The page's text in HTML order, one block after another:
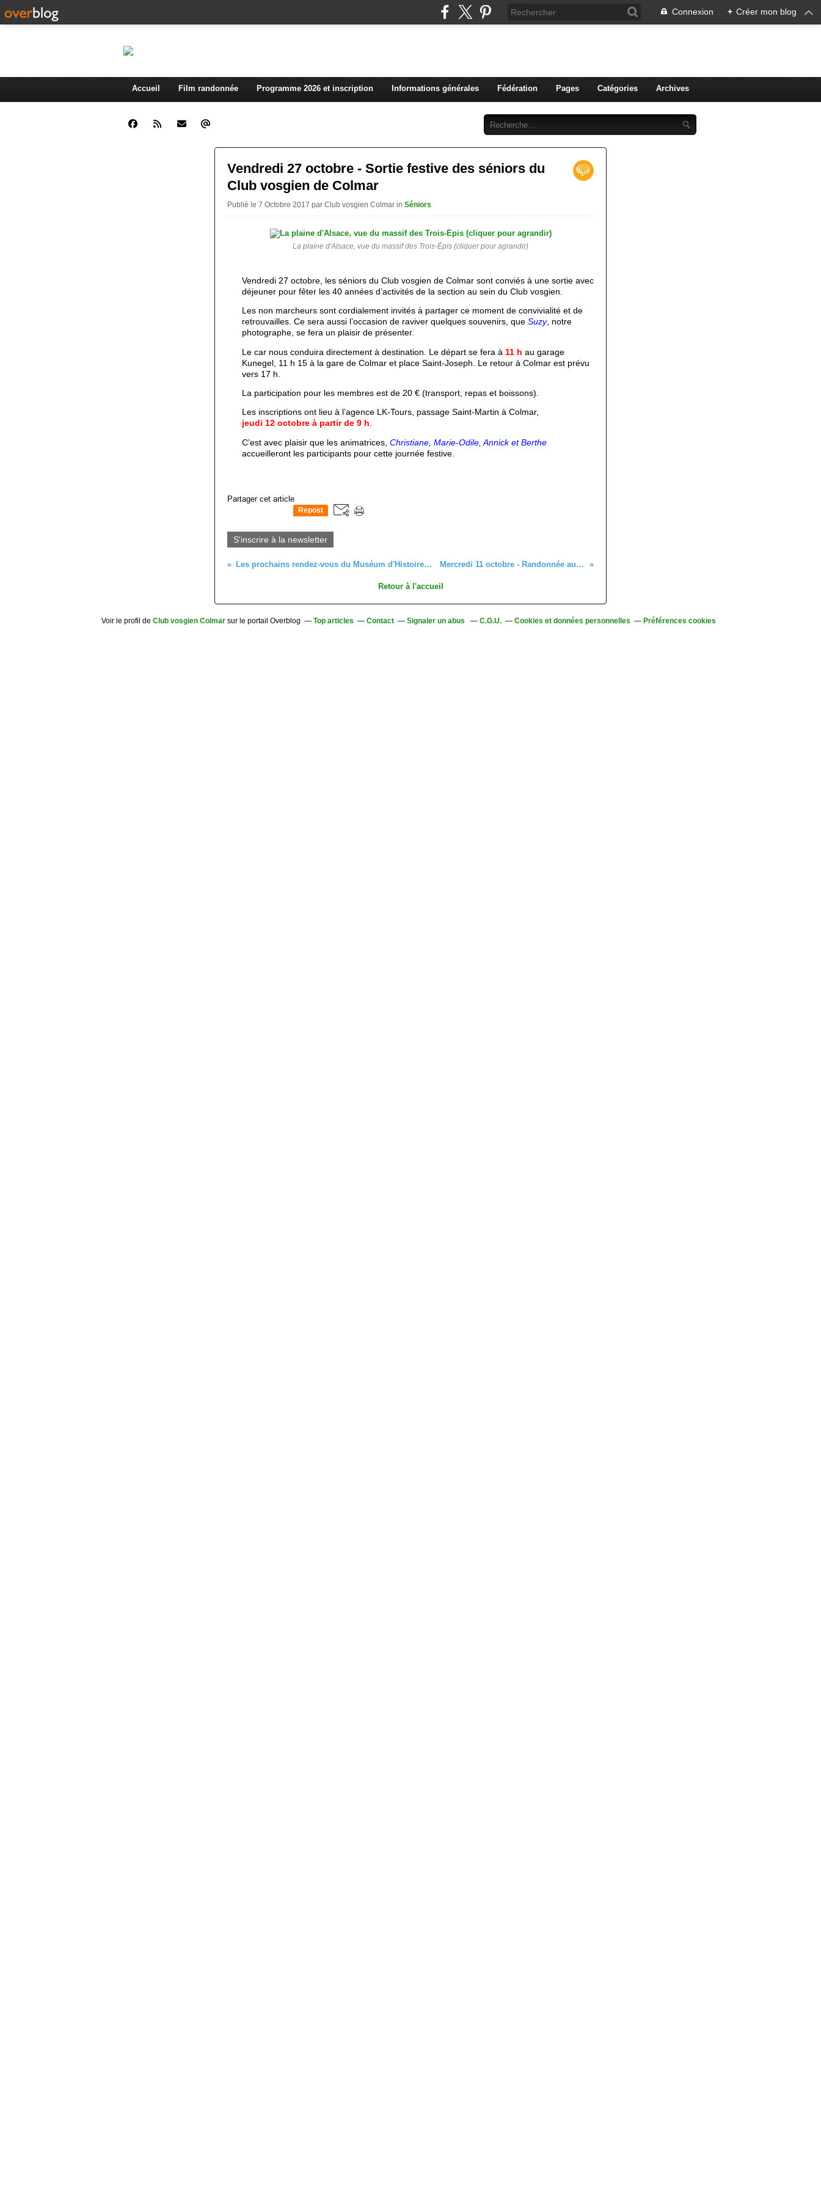
Connexion + Créer mon blog
Accueil Film randonnée Programme 2026 et inscription Informations générales Fédération Pages Catégories Archives
Vendredi 27 octobre - Sortie festive des séniors du
Club vosgien de Colmar
Publié le 7 Octobre 2017 par Club vosgien Colmar in Séniors
La plaine d'Alsace, vue du massif des Trois-Épis (cliquer pour agrandir)
Vendredi 27 octobre, les séniors du Club vosgien de Colmar sont conviés à une sortie avec
déjeuner pour fêter les 40 années d’activités de la section au sein du Club vosgien.
Les non marcheurs sont cordialement invités à partager ce moment de convivialité et de
retrouvailles. Ce sera aussi l’occasion de raviver quelques souvenirs, que Suzy, notre
photographe, se fera un plaisir de présenter.
Le car nous conduira directement à destination. Le départ se fera à 11 h au garage
Kunegel, 11 h 15 à la gare de Colmar et place Saint-Joseph. Le retour à Colmar est prévu
vers 17 h.
La participation pour les membres est de 20 € (transport, repas et boissons).
Les inscriptions ont lieu à l’agence LK-Tours, passage Saint-Martin à Colmar,
jeudi 12 octobre à partir de 9 h.
C’est avec plaisir que les animatrices, Christiane, Marie-Odile, Annick et Berthe
accueilleront les participants pour cette journée festive.
Partager cet article
Repost
S'inscrire à la newsletter
Les prochains rendez-vous du Muséum d'Histoire naturelle de Colmar Mercredi 11 octobre - Randonnée au départ d'Échery
Retour à l'accueil
Voir le profil de Club vosgien Colmar sur le portail Overblog Top articles Contact Signaler un abus C.G.U. Cookies et données personnelles Préférences cookies